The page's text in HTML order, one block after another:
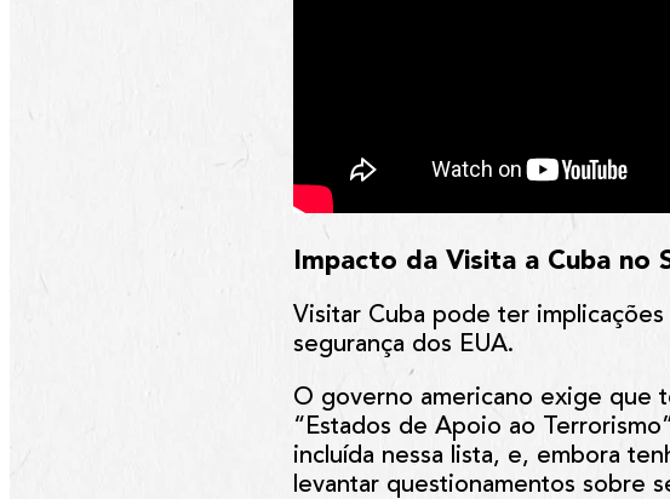
Impacto da Visita a Cuba no
Visitar Cuba pode ter
segurança dos EUA.
O governo americano exige que
“Estados de Apoio ao
incluída nessa lista, e, embora
levantar questionamentos sobre